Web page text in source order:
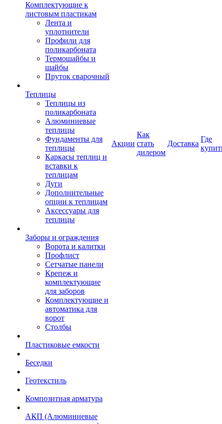
Комплектующие к
листовым пластикам
Лента и
уплотнители
Профили для
поликарбоната
Термошайбы и
шайбы
Пруток сварочный
Теплицы
Теплицы из
поликарбоната
Алюминиевые
теплицы
Фундаменты для
теплицы
Каркасы теплиц и
вставки к
теплицам
Дуги
Дополнительные
опции к теплицам
Аксессуары для
теплицы
Заборы и ограждения
Ворота и калитки
Профлист
Сетчатые панели
Крепеж и
комплектующие
для заборов
Комплектующие и
автоматика для
ворот
Столбы
Пластиковые емкости
Беседки
Геотекстиль
Композитная арматура
АКП (Алюминиевые
Акции
Как
стать
дилером
Доставка
Где